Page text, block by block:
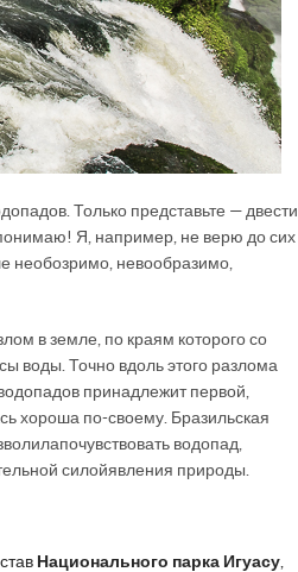
Только представьте — двести
Я, например, не верю до сих
необозримо, невообразимо,
в земле, по краям которого со
воды. Точно вдоль этого разлома
принадлежит первой,
хороша по-своему. Бразильская
почувствовать водопад,
силой явления природы.
Национального парка Игуасу